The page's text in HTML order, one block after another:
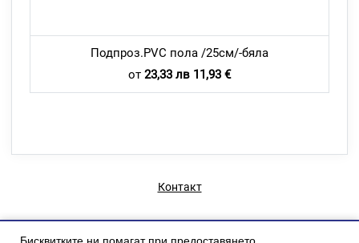
Подпроз.PVC пола /25см/-бяла
от 23,33 лв 11,93 €
Контакт